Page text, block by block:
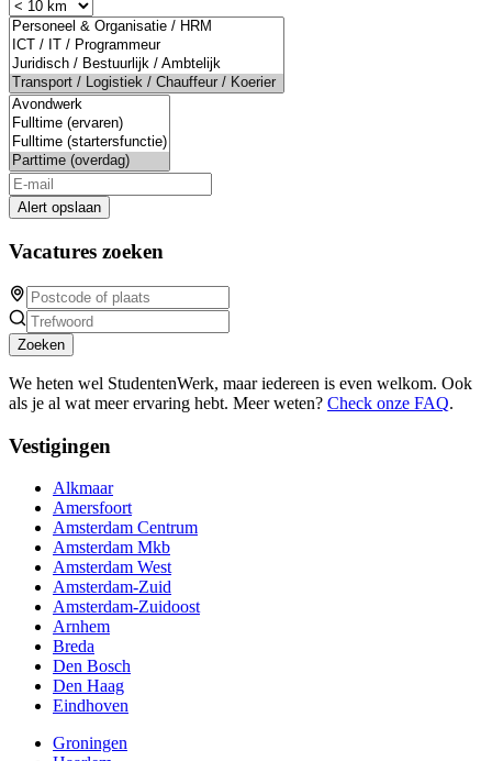
Alert opslaan
Vacatures zoeken
Zoeken
We heten wel StudentenWerk, maar iedereen is even welkom. Ook
als je al wat meer ervaring hebt. Meer weten? Check onze FAQ.
Vestigingen
Alkmaar
Amersfoort
Amsterdam Centrum
Amsterdam Mkb
Amsterdam West
Amsterdam-Zuid
Amsterdam-Zuidoost
Arnhem
Breda
Den Bosch
Den Haag
Eindhoven
Groningen